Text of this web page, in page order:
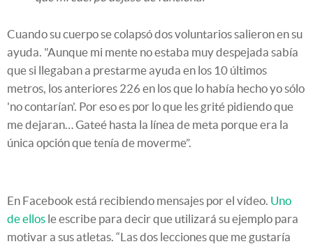
Cuando su cuerpo se colapsó dos voluntarios salieron en su
ayuda. "Aunque mi mente no estaba muy despejada sabía
que si llegaban a prestarme ayuda en los 10 últimos
metros, los anteriores 226 en los que lo había hecho yo sólo
'no contarían'. Por eso es por lo que les grité pidiendo que
me dejaran… Gateé hasta la línea de meta porque era la
única opción que tenía de moverme”.
En Facebook está recibiendo mensajes por el vídeo. Uno
de ellos le escribe para decir que utilizará su ejemplo para
motivar a sus atletas. “Las dos lecciones que me gustaría